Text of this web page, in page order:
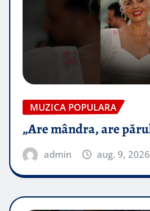
MUZICA POPULARA
„Are mândra, are
admin aug. 9, 2026